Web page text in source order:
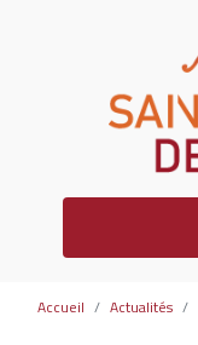
Accueil Actualités